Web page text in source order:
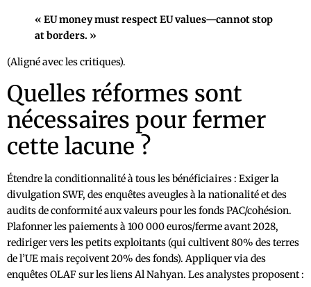
« EU money must respect EU values—cannot stop
at borders. »
(Aligné avec les critiques).
Quelles réformes sont
nécessaires pour fermer
cette lacune ?
Étendre la conditionnalité à tous les bénéficiaires : Exiger la
divulgation SWF, des enquêtes aveugles à la nationalité et des
audits de conformité aux valeurs pour les fonds PAC/cohésion.
Plafonner les paiements à 100 000 euros/ferme avant 2028,
rediriger vers les petits exploitants (qui cultivent 80% des terres
de l’UE mais reçoivent 20% des fonds). Appliquer via des
enquêtes OLAF sur les liens Al Nahyan. Les analystes proposent :